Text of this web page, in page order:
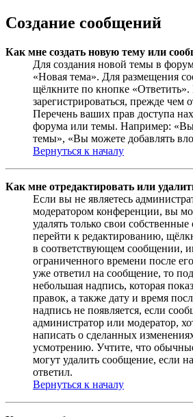
Создание сообщений
Как мне создать новую тему или
Для создания новой темы в
«Новая тема». Для размещения
щёлкните по кнопке
зарегистрироваться, прежде чем
Перечень ваших прав доступа
форума или темы. Например:
темы», «Вы можете добавлять
Вернуться к началу
Как мне отредактировать или
Если вы не являетесь
модератором конференции, вы
удалять только свои
перейти к редактированию,
в соответствующем сообщении,
ограниченного времени после
уже ответил на сообщение, то
небольшая надпись, которая
правок, а также дату и время
надпись не появляется, если
администратор или модератор,
написать о сделанных
усмотрению. Учтите, что
могут удалить сообщение, если
ответил.
Вернуться к началу